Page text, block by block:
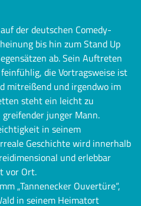
der deutschen Comedy-
bis hin zum Stand Up
ab. Sein Auftreten
die Vortragsweise ist
mitreißend und irgendwo im
steht ein leicht zu
junger Mann.
in seinem
Geschichte wird innerhalb
und erlebbar
vor Ort.
„Tannenecker Ouvertüre“,
in seinem Heimatort